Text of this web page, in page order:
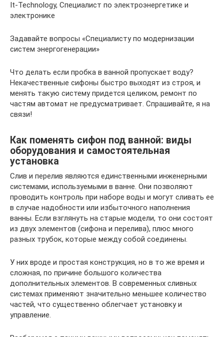
It-Technology, Cпециалист по электроэнергетике и
электронике
Задавайте вопросы «Специалисту по модернизации
систем энергогенерации»
Что делать если пробка в ванной пропускает воду?
Некачественные сифоны быстро выходят из строя, и
менять такую систему придется целиком, ремонт по
частям автомат не предусматривает. Спрашивайте, я на
связи!
Как поменять сифон под ванной: виды
оборудования и самостоятельная
установка
Слив и перелив являются единственными инженерными
системами, используемыми в ванне. Они позволяют
проводить контроль при наборе воды и могут сливать ее
в случае надобности или избыточного наполнения
ванны. Если взглянуть на старые модели, то они состоят
из двух элементов (сифона и перелива), плюс много
разных трубок, которые между собой соединены.
У них вроде и простая конструкция, но в то же время и
сложная, по причине большого количества
дополнительных элементов. В современных сливных
системах применяют значительно меньшее количество
частей, что существенно облегчает установку и
управление.